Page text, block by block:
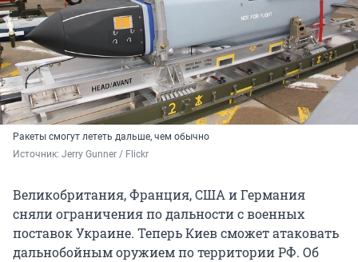
Ракеты смогут лететь дальше, чем обычно
Источник: Jerry Gunner / Flickr
Великобритания, Франция, США и Германия
сняли ограничения по дальности с военных
поставок Украине. Теперь Киев сможет атаковать
дальнобойным оружием по территории РФ. Об